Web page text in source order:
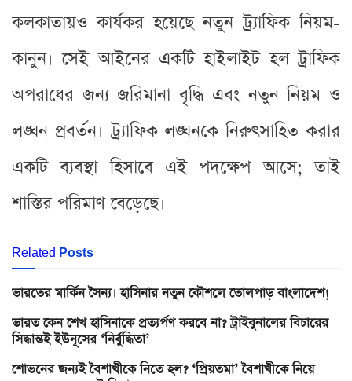
কলকাতায়ও কার্যকর হয়েছে নতুন ট্র্যাফিক নিয়ম-
কানুন। সেই আইনের একটি হাইলাইট হল ট্রাফিক
অপরাধের জন্য জরিমানা বৃদ্ধি এবং নতুন নিয়ম ও
লঙ্ঘন প্রবর্তন। ট্র্যাফিক লঙ্ঘনকে নিরুৎসাহিত করার
একটি ব্যবস্থা হিসাবে এই পদক্ষেপ আসে; তাই
শাস্তির পরিমাণ বেড়েছে।
Related Posts
ভারতের মার্কিন সৈন্য। হাসিনার নতুন কৌশলে তোলপাড় বাংলাদেশ!
ভারত কেন শেখ হাসিনাকে প্রত্যর্পণ করবে না? ট্রাইবুনালের বিচারের
সিদ্ধান্তই ইউনূসের ‘নির্বুদ্ধিতা’
শোভনের জন্যই বৈশাখীকে নিতে হল? ‘প্রিয়তমা’ বৈশাখীকে নিয়ে